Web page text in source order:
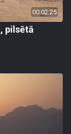
00:02:25
pilsētā